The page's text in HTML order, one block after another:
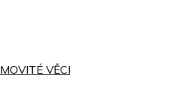
MOVITÉ VĚCI